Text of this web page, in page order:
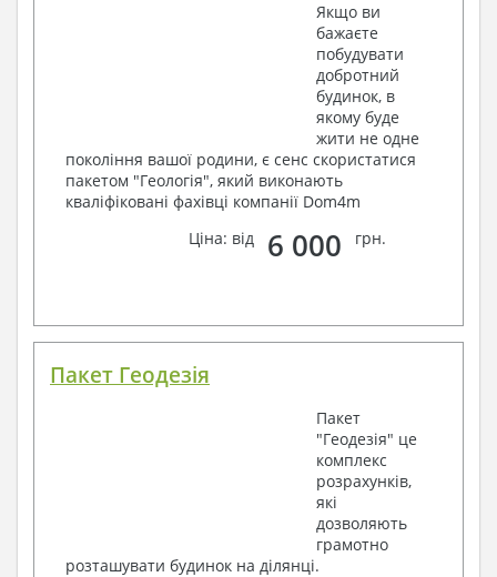
Якщо ви
бажаєте
побудувати
добротний
будинок, в
якому буде
жити не одне
покоління вашої родини, є сенс скористатися
пакетом "Геологія", який виконають
кваліфіковані фахівці компанії Dom4m
Ціна: від
6 000 грн.
Пакет Геодезія
Пакет
"Геодезія" це
комплекс
розрахунків,
які
дозволяють
грамотно
розташувати будинок на ділянці.